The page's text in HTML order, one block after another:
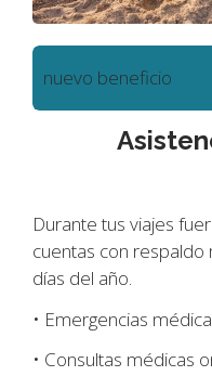
nuevo beneficio
Durante tus viajes
cuentas con
días del año.
• Emergencias
• Consultas médicas